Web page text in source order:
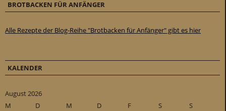
BROTBACKEN FÜR ANFÄNGER
Alle Rezepte der Blog-Reihe "Brotbacken für Anfänger" gibt es hier
KALENDER
August 2026
M
D M D F S
S